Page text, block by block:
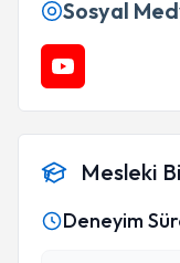
Sosyal
Mesleki
Deneyim